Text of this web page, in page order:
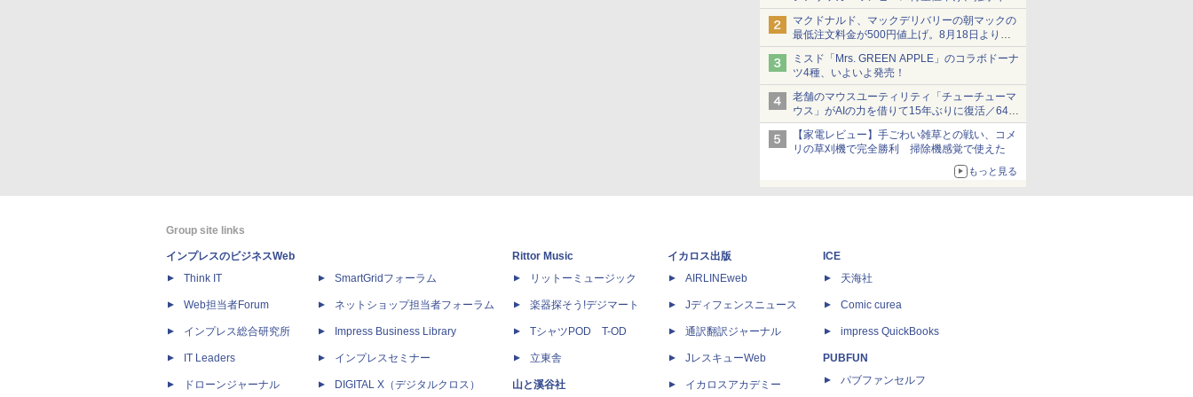
ショーツは1990円に
マクドナルド、マックデリバリーの朝マックの
最低注文料金が500円値上げ。8月18日より
1,500円から受付
ミスド「Mrs. GREEN APPLE」のコラボドーナ
ツ4種、いよいよ発売！
老舗のマウスユーティリティ「チューチューマ
ウス」がAIの力を借りて15年ぶりに復活／64bit
化、Windows 10/11、「Chrome」も走り回
る。復活記念で2026年末まで500円
【家電レビュー】手ごわい雑草との戦い、コメ
リの草刈機で完全勝利 掃除機感覚で使えた
もっと見る
Group site links
インプレスのビジネスWeb
Think IT
Web担当者Forum
インプレス総合研究所
IT Leaders
ドローンジャーナル
SmartGridフォーラム
ネットショップ担当者フォーラム
Impress Business Library
インプレスセミナー
DIGITAL X（デジタルクロス）
Rittor Music
リットーミュージック
楽器探そう!デジマート
TシャツPOD T-OD
立東舎
山と溪谷社
イカロス出版
AIRLINEweb
Jディフェンスニュース
通訳翻訳ジャーナル
JレスキューWeb
イカロスアカデミー
ICE
天海社
Comic curea
impress QuickBooks
PUBFUN
パブファンセルフ